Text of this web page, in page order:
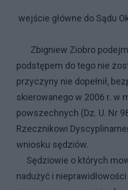
wejście główne do Sądu
Zbigniew Ziobro
podstępem do tego nie
przyczyny nie dopełnił,
skierowanego w 2006 r. w
powszechnych (Dz. U. Nr
Rzecznikowi
wniosku sędziów.
Sędziowie o których
nadużyć i